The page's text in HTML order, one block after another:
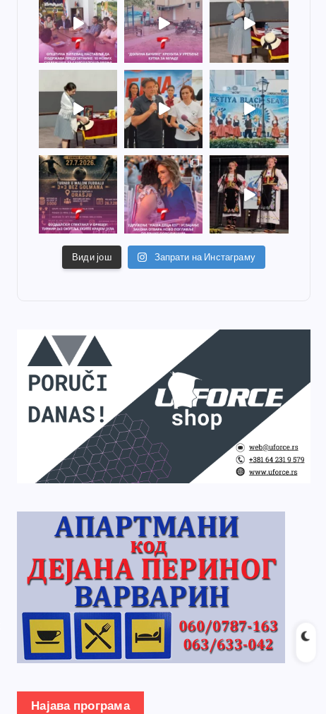
Види још Запрати на Инстаграму
Најава програма